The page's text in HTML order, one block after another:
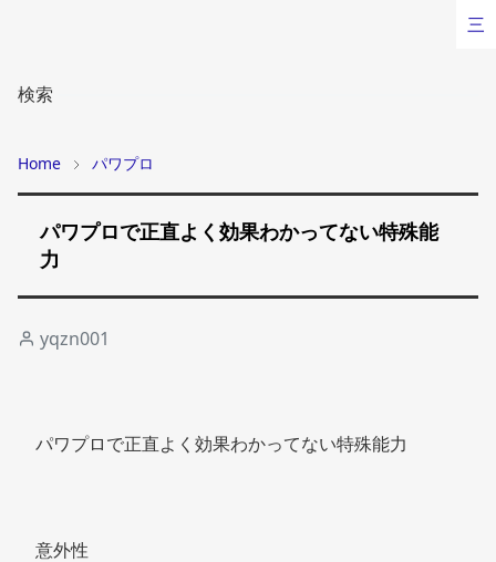
検索
Home パワプロ
パワプロで正直よく効果わかってない特殊能
力
yqzn001
パワプロで正直よく効果わかってない特殊能力
意外性
三